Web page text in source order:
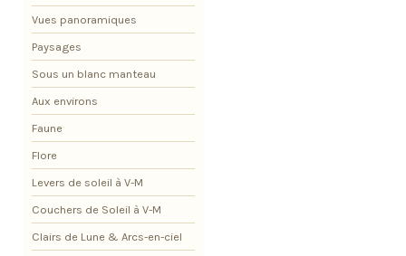
Vues panoramiques
Paysages
Sous un blanc manteau
Aux environs
Faune
Flore
Levers de soleil à V-M
Couchers de Soleil à V-M
Clairs de Lune & Arcs-en-ciel